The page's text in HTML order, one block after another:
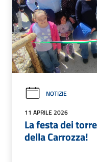
NOTIZIE
11 APRILE 2026
La festa dei
della Carrozza!